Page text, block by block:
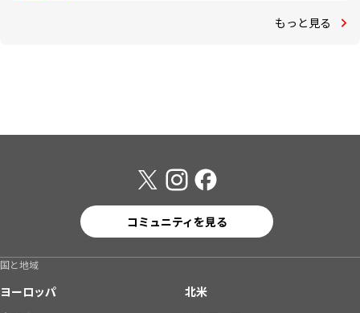
もっと見る
コミュニティを見る
国と地域
ヨーロッパ
北米